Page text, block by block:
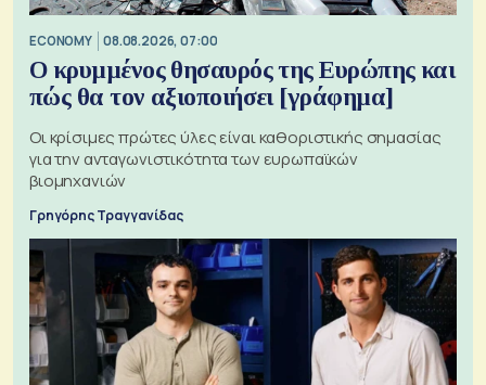
ECONOMY 08.08.2026, 07:00
Ο κρυμμένος θησαυρός της Ευρώπης και
πώς θα τον αξιοποιήσει [γράφημα]
Οι κρίσιμες πρώτες ύλες είναι καθοριστικής σημασίας
για την ανταγωνιστικότητα των ευρωπαϊκών
βιομηχανιών
Γρηγόρης Τραγγανίδας